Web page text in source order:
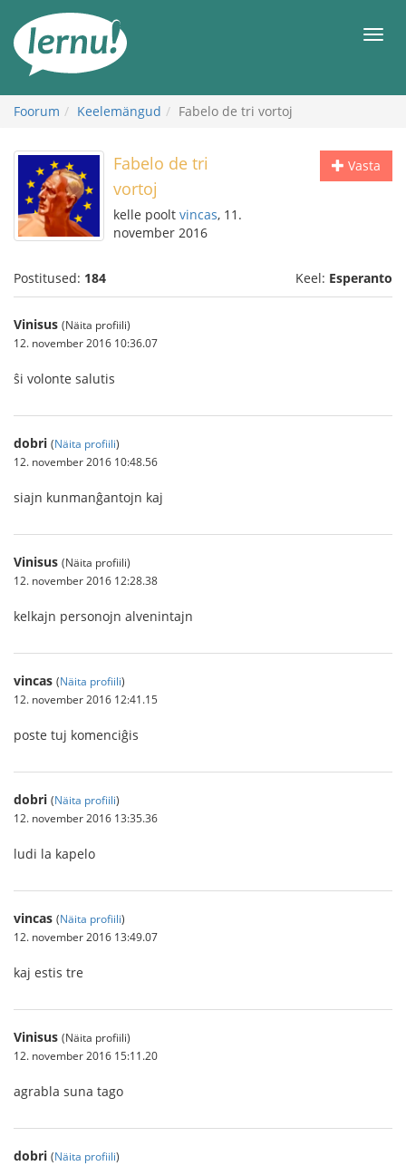
juurde
Foorum Keelemängud Fabelo de tri vortoj
Vasta
Fabelo de tri
vortoj
kelle poolt vincas, 11.
november 2016
Postitused: 184 Keel: Esperanto
Vinisus (Näita profiili)
12. november 2016 10:36.07
ŝi volonte salutis
dobri (Näita profiili)
12. november 2016 10:48.56
siajn kunmanĝantojn kaj
Vinisus (Näita profiili)
12. november 2016 12:28.38
kelkajn personojn alvenintajn
vincas (Näita profiili)
12. november 2016 12:41.15
poste tuj komenciĝis
dobri (Näita profiili)
12. november 2016 13:35.36
ludi la kapelo
vincas (Näita profiili)
12. november 2016 13:49.07
kaj estis tre
Vinisus (Näita profiili)
12. november 2016 15:11.20
agrabla suna tago
dobri (Näita profiili)